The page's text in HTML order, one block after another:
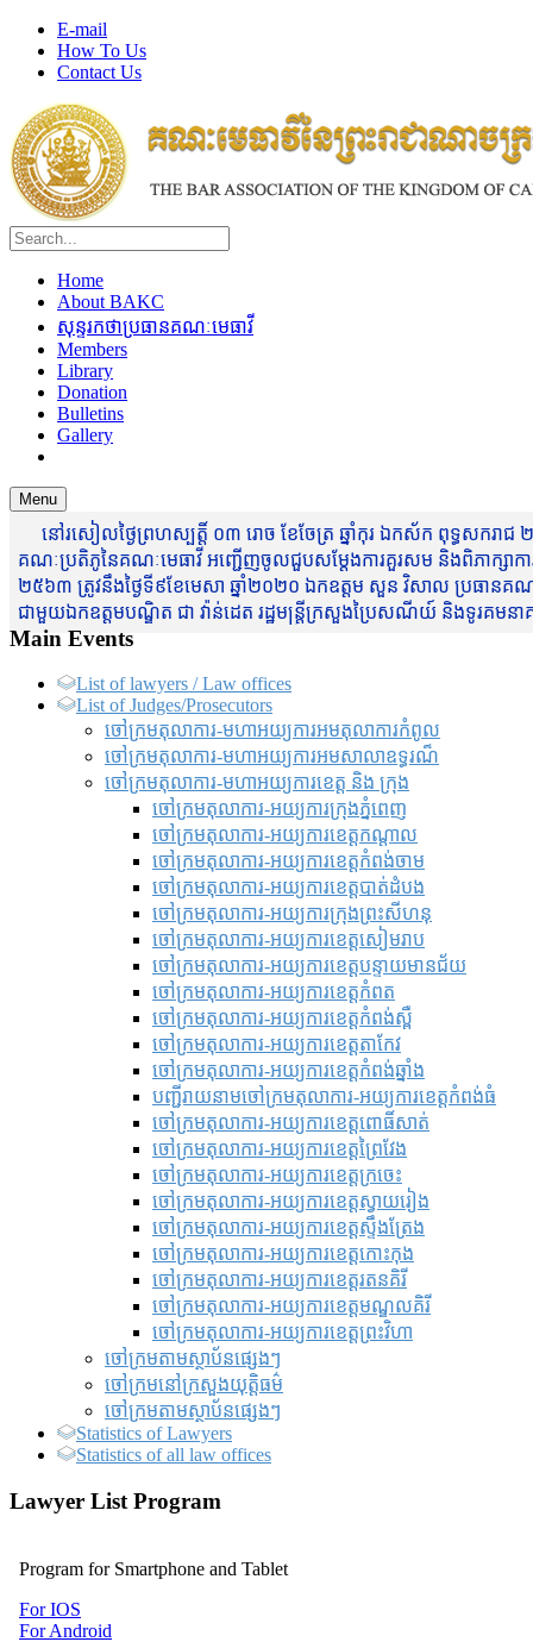
E-mail
How To Us
Contact Us
Home
About BAKC
សុន្ទរកថាប្រធានគណៈមេធាវី
Members
Library
Donation
Bulletins
Gallery
Menu
នៅរសៀលថ្ងៃព្រហស្បត្តិ៍ ០៣ រោច ខែចែត្រ ឆ្នាំកុរ ឯកស័ក ពុទ្ធសករាជ
គណៈប្រតិភូនៃគណៈមេធាវី អញ្ជើញចូលជួបសម្តែងការគួរសម និងពិភាក្សាកា
២៥៦៣ ត្រូវនឹងថ្ងៃទី៩ខែមេសា ឆ្នាំ២០២០ ឯកឧត្តម សួន វិសាល ប្រធានគណ
ជាមួយឯកឧត្តមបណ្ឌិត ជា វ៉ាន់ដេត រដ្ឋមន្រ្តីក្រសួងប្រៃសណីយ៍ និងទូរគ
Main Events
List of lawyers / Law offices
List of Judges/Prosecutors
ចៅក្រមតុលាការ-មហាអយ្យការអមតុលាការកំពូល
ចៅក្រមតុលាការ-មហាអយ្យការអមសាលាឧទ្ធរណ៏
ចៅក្រមតុលាការ-មហាអយ្យការខេត្ត និង ក្រុង
ចៅក្រមតុលាការ-អយ្យការក្រុងភ្នំពេញ
ចៅក្រមតុលាការ-អយ្យការខេត្តកណ្តាល
ចៅក្រមតុលាការ-អយ្យការខេត្តកំពង់ចាម
ចៅក្រមតុលាការ-អយ្យការខេត្តបាត់ដំបង
ចៅក្រមតុលាការ-អយ្យការ​ក្រុងព្រះសីហនុ
ចៅក្រមតុលាការ-អយ្យការខេត្តសៀមរាប
ចៅក្រមតុលាការ-អយ្យការខេត្តបន្ទាយមានជ័យ
ចៅក្រមតុលាការ-អយ្យការខេត្តកំពត
ចៅក្រមតុលាការ-អយ្យការខេត្តកំពង់ស្ពឺ
ចៅក្រមតុលាការ-អយ្យការខេត្តតាកែវ
ចៅក្រមតុលាការ-អយ្យការខេត្តកំពង់ឆ្នាំង
បញ្ជីរាយនាមចៅក្រមតុលាការ-អយ្យការខេត្តកំពង់ធំ
ចៅក្រមតុលាការ-អយ្យការខេត្តពោធិ៍សាត់
ចៅក្រមតុលាការ-អយ្យការខេត្តព្រៃវែង
ចៅក្រមតុលាការ-អយ្យការខេត្តក្រចេះ
ចៅក្រមតុលាការ-អយ្យការខេត្តស្វាយរៀង
ចៅក្រមតុលាការ-អយ្យការខេត្តស្ទឹងត្រែង
ចៅក្រមតុលាការ-អយ្យការខេត្តកោះកុង
ចៅក្រមតុលាការ-អយ្យការខេត្តរតនគិរី
ចៅក្រមតុលាការ-អយ្យការខេត្តមណ្ឌលគិរី
ចៅក្រមតុលាការ-អយ្យការខេត្តព្រះវិហា
ចៅក្រមតាមស្ថាប័នផ្សេងៗ
ចៅក្រមនៅក្រសួងយុត្តិធម៌
ចៅក្រមតាមស្ថាប័នផ្សេងៗ
Statistics of Lawyers
Statistics of all law offices
Lawyer List Program
Program for Smartphone and Tablet
For IOS
For Android